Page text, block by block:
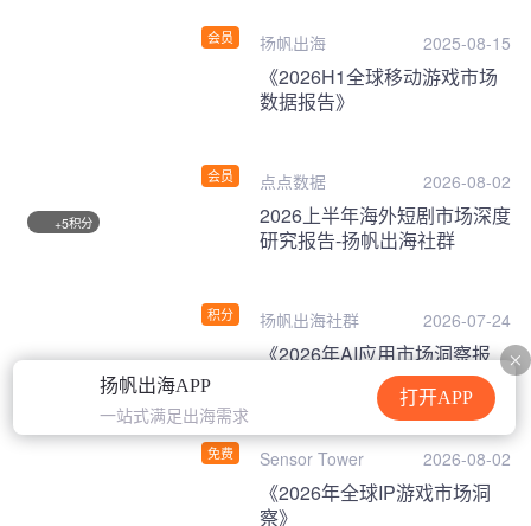
扬帆出海APP
一站式满足出海需求
打开APP
会员 扬帆出海 2025-08-15
会员
《2026H1全球移动游戏市场
数据报告》
点点数据 2026-08-02
+5积分
积分
2026上半年海外短剧市场深度
研究报告-扬帆出海社群
扬帆出海社群 2026-07-24
免费
《2026年AI应用市场洞察报
Sensor Tower 2026-08-02
《2026年全球IP游戏市场洞
察》